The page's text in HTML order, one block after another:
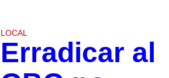
LOCAL
Erradicar al